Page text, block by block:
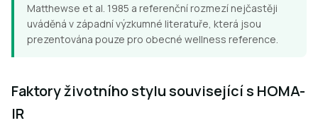
Matthewse et al. 1985 a referenční rozmezí nejčastěji
uváděná v západní výzkumné literatuře, která jsou
prezentována pouze pro obecné wellness reference.
Faktory životního stylu související s HOMA-
IR